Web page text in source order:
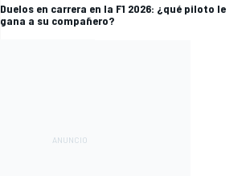
Duelos en carrera en la F1 2026: ¿qué piloto le
gana a su compañero?